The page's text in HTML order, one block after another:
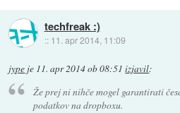
techfreak :)
:: 11. apr 2014, 11:09
jype je 11. apr 2014 ob 08:51 izjavil:
Že prej ni nihče mogel garantirati
podatkov na dropboxu.